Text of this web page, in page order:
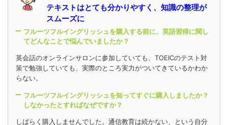
テキストはとても分かりやすく、知識の整理が
スムーズに
フルーツフルイングリッシュを購入する前に、英語習得に関し
てどんなことで悩んでいましたか？
英会話のオンラインサロンに参加していても、TOEICのテスト対
策で勉強していても、実際のところ実力がついてきているかわか
らない。
フルーツフルイングリッシュを知ってすぐに購入しましたか？
しなかったとすればなぜですか？
しばらく購入しませんでした。通信教育は続かない、という自分